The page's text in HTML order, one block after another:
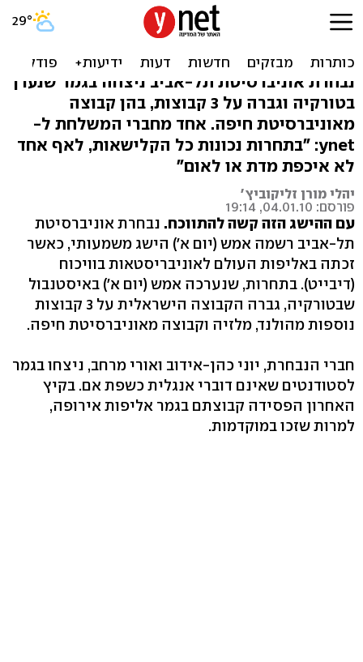
סטודנטים מת"א זכו באליפות
העולם בוויכוח
נבחרת אוניברסיטת תל-אביב ניצחה בגמר שנערך
בטורקיה וגברה על 3 קבוצות, בהן קבוצה
מאוניברסיטת חיפה. אחד מחברי המשלחת ל-
ynet: "בתחרות נכונות כל הקלישאות, לאף אחד
לא איכפת מדת או לאום"
יהלי מורן זליקוביץ'
פורסם: 04.01.10, 19:14
עם ההישג הזה קשה להתווכח. נבחרת אוניברסיטת
תל-אביב רשמה אמש (יום א') הישג משמעותי, כאשר
זכתה באליפות העולם לאוניבריסטאות בוויכוח
(דיבייט). בתחרות, שנערכה אמש (יום א') באיסטנבול
שבטורקיה, גברה הקבוצה הישראלית על 3 קבוצות
נוספות מהולנד, מלזיה וקבוצה מאוניברסיטת חיפה.
חברי הנבחרת, יוני כהן-אידוב ואורי מרחב, ניצחו בגמר
לסטודנטים שאינם דוברי אנגלית כשפת אם. בקיץ
האחרון הפסידה קבוצתם בגמר אליפות אירופה,
למרות שזכו במוקדמות.